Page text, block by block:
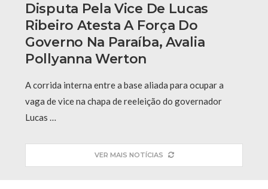
Disputa Pela Vice De Lucas
Ribeiro Atesta A Força Do
Governo Na Paraíba, Avalia
Pollyanna Werton
A corrida interna entre a base aliada para ocupar a
vaga de vice na chapa de reeleição do governador
Lucas …
VER MAIS NOTÍCIAS